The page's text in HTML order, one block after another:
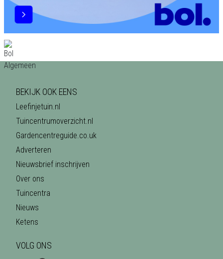
BEKIJK OOK EENS
Leefinjetuin.nl
Tuincentrumoverzicht.nl
Gardencentreguide.co.uk
Adverteren
Nieuwsbrief inschrijven
Over ons
Tuincentra
Nieuws
Ketens
VOLG ONS